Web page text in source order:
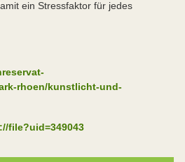
ein Stressfaktor für jedes
rhoen/kunstlicht-und-
file?uid=349043